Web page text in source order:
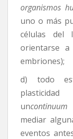
organismos
uno o más
células del
orientarse
embriones);
d) todo
uncontinuum
mediar
eventos